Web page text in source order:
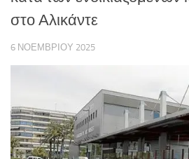
στο Αλικάντε
6 ΝΟΕΜΒΡΊΟΥ 2025